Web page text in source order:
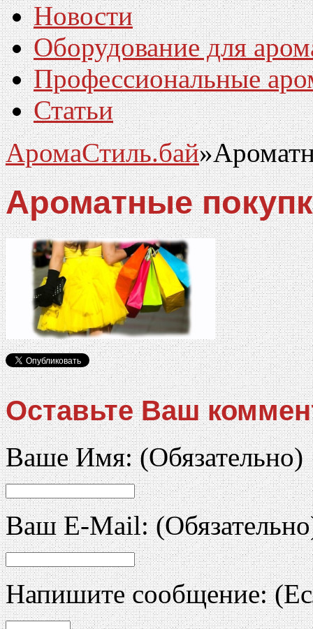
Новости
Оборудование для
Профессиональные
Статьи
АромаСтиль.бай»
Ароматные
Оставьте Ваш
Ваше Имя:(Обязательно)
Ваш E-Mail:
Напишите сообщение: